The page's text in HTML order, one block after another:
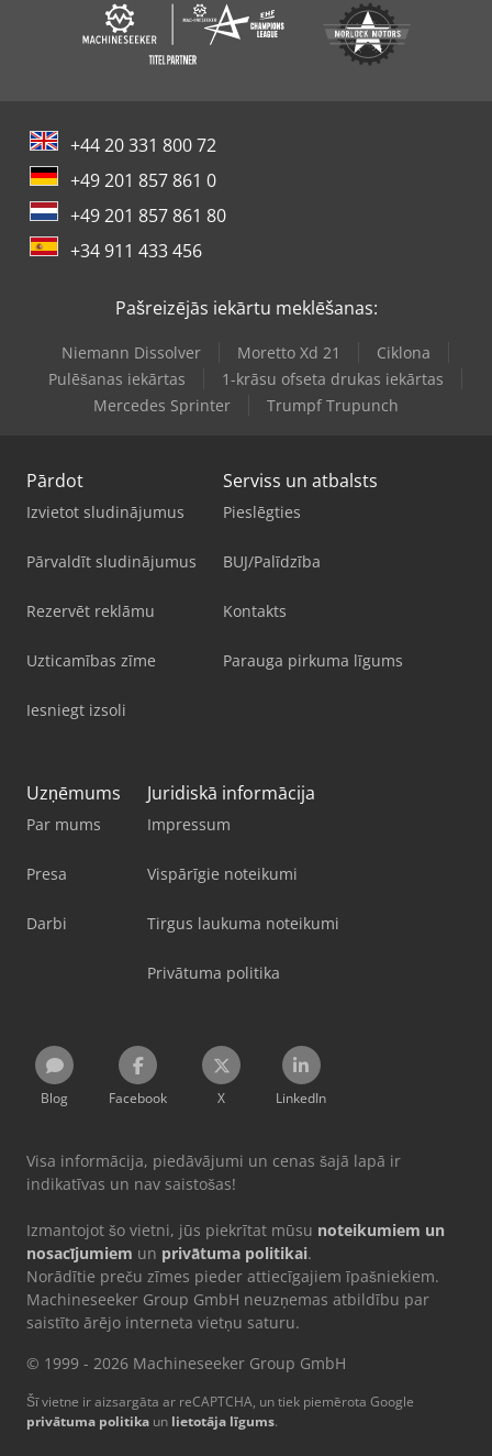
+44 20 331 800 72
+49 201 857 861 0
+49 201 857 861 80
+34 911 433 456
Pašreizējās iekārtu meklēšanas:
Niemann Dissolver Moretto Xd 21
Ciklona
Pulēšanas iekārtas
1-krāsu ofseta drukas iekārtas
Mercedes Sprinter
Trumpf Trupunch
Pārdot
Izvietot sludinājumus
Pārvaldīt sludinājumus
Rezervēt reklāmu
Uzticamības zīme
Iesniegt izsoli
Serviss un atbalsts
Pieslēgties
BUJ/Palīdzība
Kontakts
Parauga pirkuma līgums
Uzņēmums
Par mums
Presa
Darbi
Juridiskā informācija
Impressum
Vispārīgie noteikumi
Tirgus laukuma noteikumi
Privātuma politika
Blog Facebook X LinkedIn
Visa informācija, piedāvājumi un cenas šajā lapā ir
indikatīvas un nav saistošas!
Izmantojot šo vietni, jūs piekrītat mūsu noteikumiem un
nosacījumiem un privātuma politikai.
Norādītie preču zīmes pieder attiecīgajiem īpašniekiem.
Machineseeker Group GmbH neuzņemas atbildību par
saistīto ārējo interneta vietņu saturu.
© 1999 - 2026 Machineseeker Group GmbH
Šī vietne ir aizsargāta ar reCAPTCHA, un tiek piemērota Google
privātuma politika un lietotāja līgums.